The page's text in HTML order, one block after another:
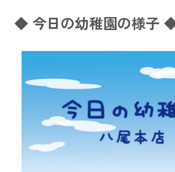
◆ 今日の幼稚園の様子